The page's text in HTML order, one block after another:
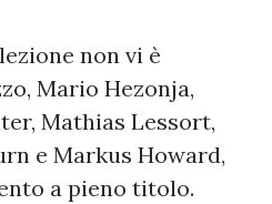
non vi è
Mario Hezonja,
Mathias Lessort,
e Markus Howard,
a pieno titolo.